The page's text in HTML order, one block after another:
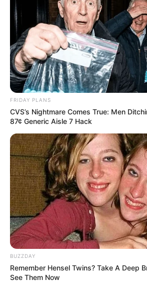
ΑΠΟ ΤΟΥΣ ΥΠΟΤΙΘΕΜΕΝΟΥΣ
ΚΟΙΝΩΝΙΚΑ ΔΙΚΤΥΑ
FACEBOOK
YOUTUBE
EMAIL
FRIDAY PLANS
CVS’s Nightmare Comes True: Men
87¢ Generic Aisle 7 Hack
BUZZDAY
Remember Hensel Twins? Take A Deep
See Them Now